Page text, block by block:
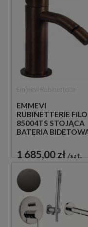
EMMEVI
RUBINETTERIE FILO
85004TS STOJĄCA
BATERIA
1 685,00 zł szt.